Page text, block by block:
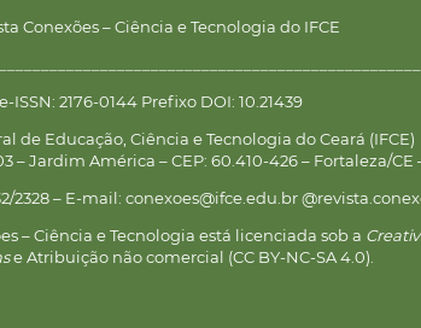
Conexões – Ciência e Tecnologia do IFCE
e-ISSN: 2176-0144 Prefixo DOI: 10.21439
de Educação, Ciência e Tecnologia do Ceará (IFCE)
– Jardim América – CEP: 60.410-426 – Fortaleza/CE
2328 – E-mail: conexoes@ifce.edu.br
– Ciência e Tecnologia está licenciada sob a
e Atribuição não comercial (CC BY-NC-SA 4.0).